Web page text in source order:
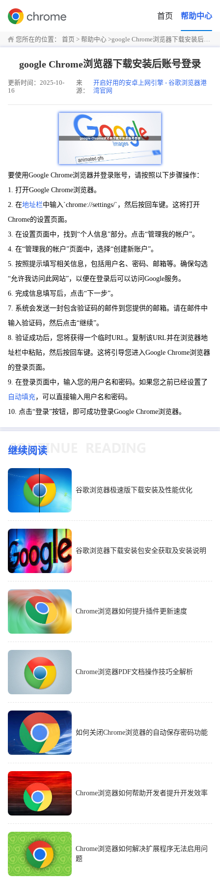
首页 帮助中心
您所在的位置： 首页 > 帮助中心 >google Chrome浏览器下载安装后账号登录
google Chrome浏览器下载安装后账号登录
更新时间：2025-10-
16
来
源：
开启好用的安卓上网引擎 - 谷歌浏览器港
湾官网
要使用Google Chrome浏览器并登录账号，请按照以下步骤操作：
1. 打开Google Chrome浏览器。
2. 在地址栏中输入`chrome://settings/`，然后按回车键。这将打开
Chrome的设置页面。
3. 在设置页面中，找到“个人信息”部分。点击“管理我的帐户”。
4. 在“管理我的帐户”页面中，选择“创建新账户”。
5. 按照提示填写相关信息，包括用户名、密码、邮箱等。确保勾选
“允许我访问此网站”，以便在登录后可以访问Google服务。
6. 完成信息填写后，点击“下一步”。
7. 系统会发送一封包含验证码的邮件到您提供的邮箱。请在邮件中
输入验证码，然后点击“继续”。
8. 验证成功后，您将获得一个临时URL。复制该URL并在浏览器地
址栏中粘贴，然后按回车键。这将引导您进入Google Chrome浏览器
的登录页面。
9. 在登录页面中，输入您的用户名和密码。如果您之前已经设置了
自动填充，可以直接输入用户名和密码。
10. 点击“登录”按钮，即可成功登录Google Chrome浏览器。
继续阅读
谷歌浏览器极速版下载安装及性能优化
谷歌浏览器下载安装包安全获取及安装说明
Chrome浏览器如何提升插件更新速度
Chrome浏览器PDF文档操作技巧全解析
如何关闭Chrome浏览器的自动保存密码功能
Chrome浏览器如何帮助开发者提升开发效率
Chrome浏览器如何解决扩展程序无法启用问
题